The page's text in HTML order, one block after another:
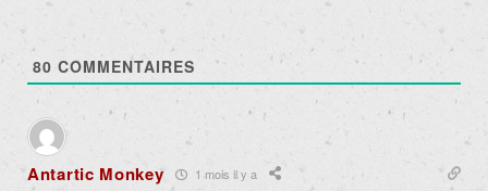
80 COMMENTAIRES
Antartic Monkey 1 mois il y a